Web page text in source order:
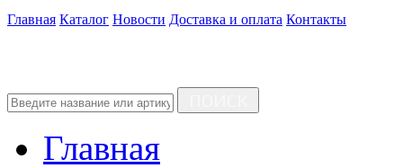
Главная Каталог Новости Доставка и оплата Контакты
Главная